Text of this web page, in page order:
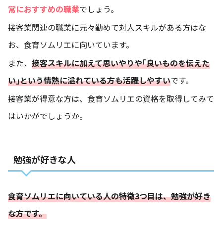
常におすすめの職業でしょう。
接客業関連の職業に元々勤めて対人スキルがある方はな
お、食育ソムリエに向いています。
また、 接客スキルに加えて思いやりや｢良いものを伝えた
い｣という情熱に溢れている方も活躍しやすいです。
接客業が得意な方は、食育ソムリエの資格を取得してみて
はいかがでしょうか。
勉強が好きな人
食育ソムリエに向いている人の特徴3つ目は、勉強が好き
な方です。